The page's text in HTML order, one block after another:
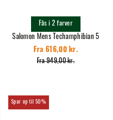
Salomon Mens Techamphibian 5
Fra 949,00 kr.
Fra 616,00 kr.
Fås i 2 farver
50%